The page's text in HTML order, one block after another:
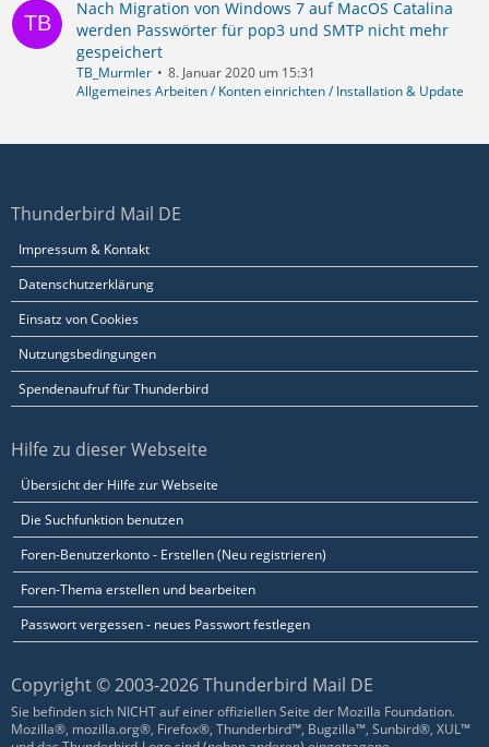
Nach Migration von Windows 7 auf MacOS Catalina
werden Passwörter für pop3 und SMTP nicht mehr
gespeichert
TB_Murmler
8. Januar 2020 um 15:31
Allgemeines Arbeiten / Konten einrichten / Installation & Update
Thunderbird Mail DE
Impressum & Kontakt
Datenschutzerklärung
Einsatz von Cookies
Nutzungsbedingungen
Spendenaufruf für Thunderbird
Hilfe zu dieser Webseite
Übersicht der Hilfe zur Webseite
Die Suchfunktion benutzen
Foren-Benutzerkonto - Erstellen (Neu registrieren)
Foren-Thema erstellen und bearbeiten
Passwort vergessen - neues Passwort festlegen
Copyright © 2003-2026 Thunderbird Mail DE
Sie befinden sich NICHT auf einer offiziellen Seite der Mozilla Foundation.
Mozilla®, mozilla.org®, Firefox®, Thunderbird™, Bugzilla™, Sunbird®, XUL™